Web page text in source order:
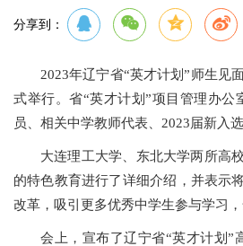
分享到：
2023年辽宁省“英才计划”师生见
式举行。省“英才计划”项目管理办
员、相关中学教师代表、2023届新入
大连理工大学、东北大学两所高
的特色教育进行了详细介绍，并表示
改革，吸引更多优秀中学生参与学习
会上，宣布了辽宁省“英才计划”